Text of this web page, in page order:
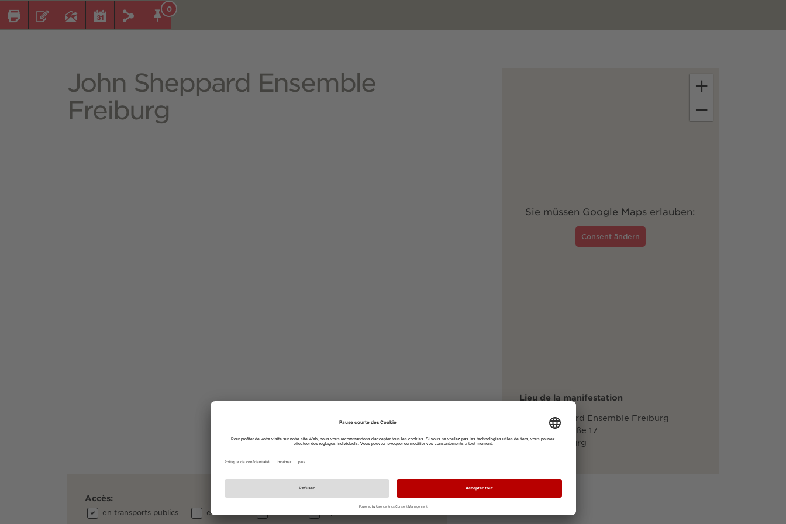
0
John Sheppard Ensemble
Freiburg
Sie müssen Google Maps erlauben:
Consent ändern
+
−
Lieu de la manifestation
John Sheppard Ensemble Freiburg
Riedbergstraße 17
79100 Freiburg
Accès:
en transports publics en voiture